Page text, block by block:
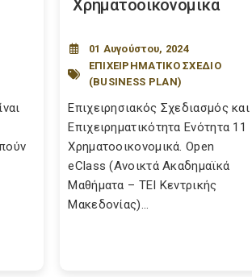
Χρηματοοικονoμικά
01 Αυγούστου, 2024
ΕΠΙΧΕΙΡΗΜΑΤΙΚΟ ΣΧΕΔΙΟ
(BUSINESS PLAN)
Επιχειρησιακός Σχεδιασμός και
Επιχειρηματικότητα Ενότητα 11
Χρηματοοικονoμικά. Open
eClass (Ανοικτά Ακαδημαϊκά
Μαθήματα – ΤΕΙ Κεντρικής
Μακεδονίας)...